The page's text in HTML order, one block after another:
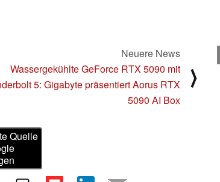
Neuere News
Wassergekühlte GeForce RTX 5090 mit
5: Gigabyte präsentiert Aorus RTX
5090 AI Box
⟩
Quelle